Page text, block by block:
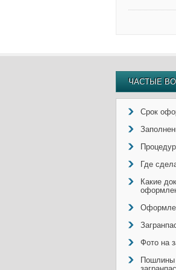
ЧАСТЫЕ
Срок
Где
Какие
Фото на